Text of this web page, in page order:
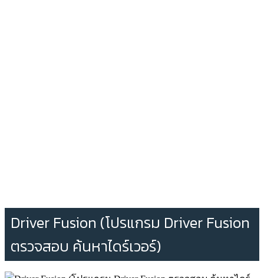
Driver Fusion (โปรแกรม Driver Fusion
ตรวจสอบ ค้นหาไดร์เวอร์)